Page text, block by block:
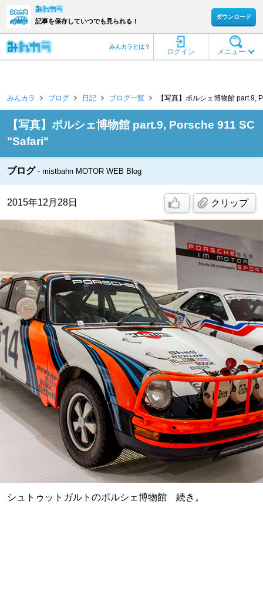
記事を保存していつでも見られる！
ダウンロード
メニュー
ログイン
みんカラとは？
みんカラ ブログ 日記 ブログ一覧 【写真】ポルシェ博物館 part.9,
【写真】ポルシェ博物館 part.9, Porsche 911 SC
"Safari"
ブログ mistbahn MOTOR WEB Blog
2015年12月28日 クリップ
シュトゥットガルトのポルシェ博物館 続き。